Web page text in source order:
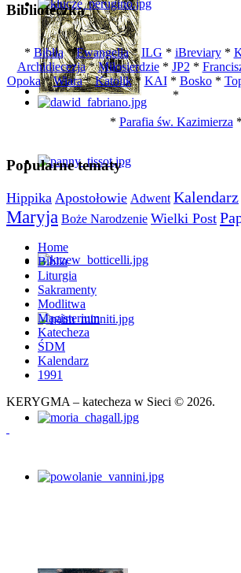
Biblioteczka
* Biblia*Ewangelia*ILG * iBreviary*
Archidiecezja*Miłosierdzie* JP2 *
Opoka*Wiara*Katolik* KAI* Bosko*
*
* Parafia św. Kazimierza *
Popularne tematy
Hippika Apostołowie Adwent Kalendarz
Maryja Boże Narodzenie Wielki Post
Home
Biblia
Liturgia
Sakramenty
Modlitwa
Magisterium
Katecheza
ŚDM
Kalendarz
1991
KERYGMA – katecheza w Sieci © 2026.